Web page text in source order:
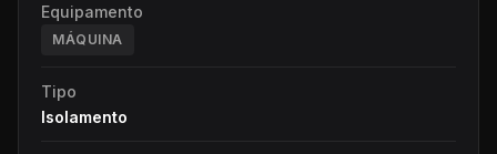
Equipamento
MÁQUINA
Tipo
Isolamento